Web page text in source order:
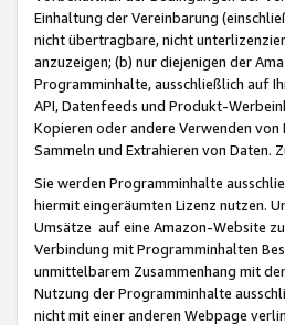
Einhaltung der Vereinbarung
nicht übertragbare, nicht
anzuzeigen; (b) nur diejenigen der
Programminhalte, ausschließlich auf
API, Datenfeeds und Produkt-
Kopieren oder andere Verwenden
Sammeln und Extrahieren von Daten.
Sie werden Programminhalte
hiermit eingeräumten Lizenz nutzen.
Umsätze auf eine Amazon-Website
Verbindung mit Programminhalten
unmittelbarem Zusammenhang mit
Nutzung der Programminhalte
nicht mit einer anderen Webpage